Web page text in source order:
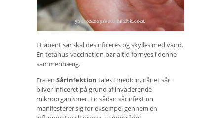
Et åbent sår skal desinficeres og skylles med vand.
En tetanus-vaccination bør altid fornyes i denne
sammenhæng.
Fra en Sårinfektion tales i medicin, når et sår
bliver inficeret på grund af invaderende
mikroorganismer. En sådan sårinfektion
manifesterer sig for eksempel gennem en